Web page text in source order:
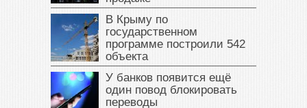
В Крыму по
государственном
программе построили 542
объекта
У банков появится ещё
один повод блокировать
переводы